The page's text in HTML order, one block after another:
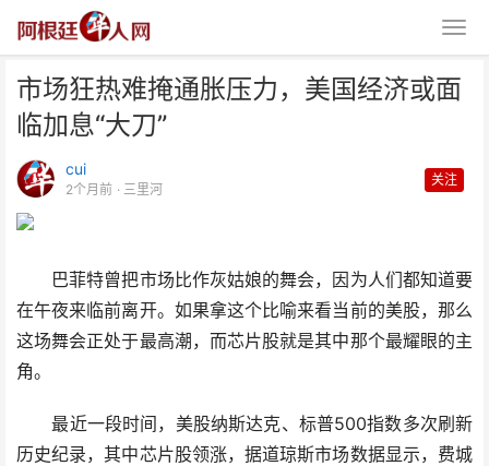
市场狂热难掩通胀压力，美国经济或面
临加息“大刀”
cui
2个月前 · 三里河
关注
巴菲特曾把市场比作灰姑娘的舞会，因为人们都知道要
在午夜来临前离开。如果拿这个比喻来看当前的美股，那么
这场舞会正处于最高潮，而芯片股就是其中那个最耀眼的主
角。
最近一段时间，美股纳斯达克、标普500指数多次刷新
历史纪录，其中芯片股领涨，据道琼斯市场数据显示，费城
或面临加息“大刀”